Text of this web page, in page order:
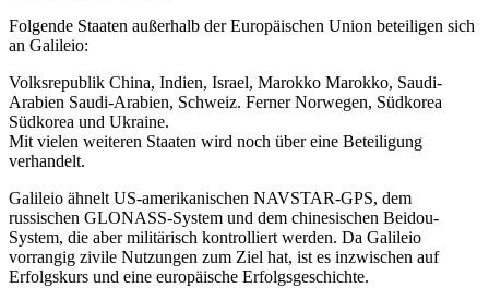
Folgende Staaten außerhalb der Europäischen Union beteiligen sich
an Galileio:
Volksrepublik China, Indien, Israel, Marokko Marokko, Saudi-
Arabien Saudi-Arabien, Schweiz. Ferner Norwegen, Südkorea
Südkorea und Ukraine.
Mit vielen weiteren Staaten wird noch über eine Beteiligung
verhandelt.
Galileio ähnelt US-amerikanischen NAVSTAR-GPS, dem
russischen GLONASS-System und dem chinesischen Beidou-
System, die aber militärisch kontrolliert werden. Da Galileio
vorrangig zivile Nutzungen zum Ziel hat, ist es inzwischen auf
Erfolgskurs und eine europäische Erfolgsgeschichte.